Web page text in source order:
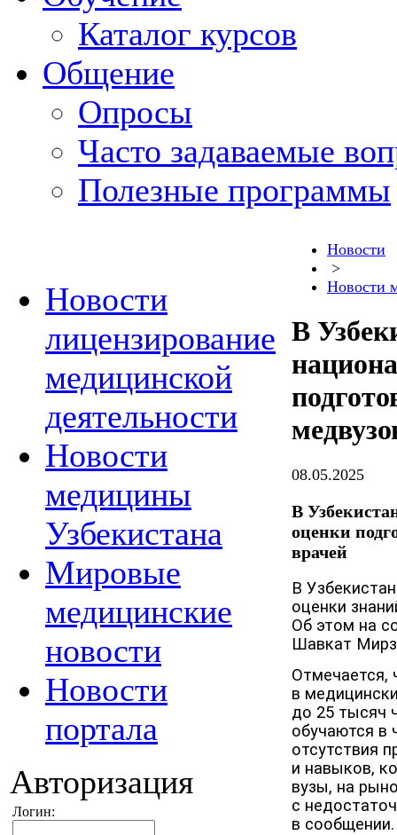
Каталог курсов
Общение
Опросы
Часто задаваемые
Полезные программы
Новости
лицензирование
медицинской
деятельности
Новости
медицины
Узбекистана
Мировые
медицинские
новости
Новости
портала
Авторизация
Логин:
Новости
>
Новости
В
08.05.2025
В
оценки
врачей
В
оценки
Об этом на
Шавкат
Отмечается,
в
до 25 тысяч
обучаются в
отсутствия
и навыков,
вузы, на
с
в сообщении.